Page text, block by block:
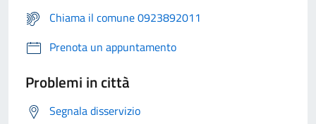
Chiama il comune 0923892011
Prenota un appuntamento
Problemi in città
Segnala disservizio